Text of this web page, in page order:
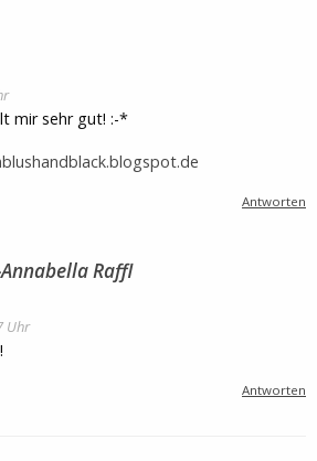
mir sehr gut! :-*
Antworten
Raffl
Uhr
Antworten